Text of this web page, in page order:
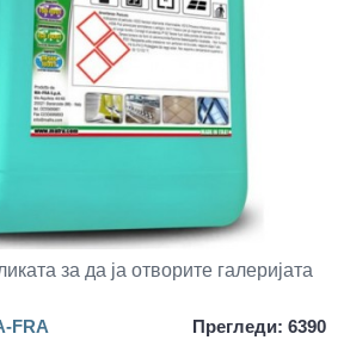
за да ја отворите галеријата
Прегледи: 6390
FRA